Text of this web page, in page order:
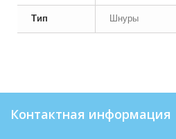
Тип Шнуры
Контактная информация